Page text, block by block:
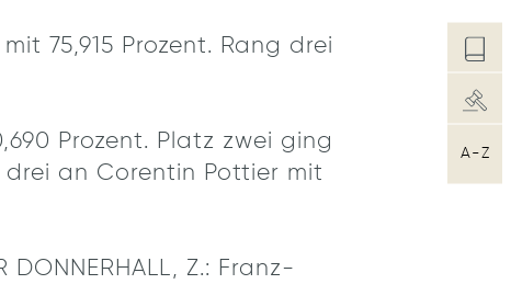
75,915 Prozent. Rang drei
Prozent. Platz zwei ging
drei an Corentin Pottier mit
Z.: Franz-
A-Z